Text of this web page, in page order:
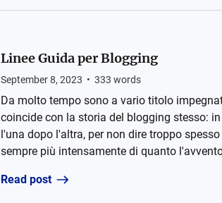
Linee Guida per Blogging
September 8, 2023 • 333 words
Da molto tempo sono a vario titolo
coincide con la storia del blogging stesso:
l'una dopo l'altra, per non dire troppo
sempre più intensamente di quanto
Read post